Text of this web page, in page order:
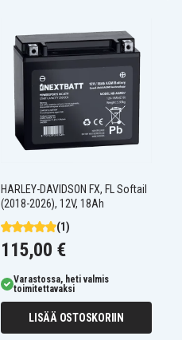
HARLEY-DAVIDSON FX, FL Softail
(2018-2026), 12V, 18Ah
(1)
115,00 €
Varastossa, heti valmis
toimitettavaksi
LISÄÄ OSTOSKORIIN